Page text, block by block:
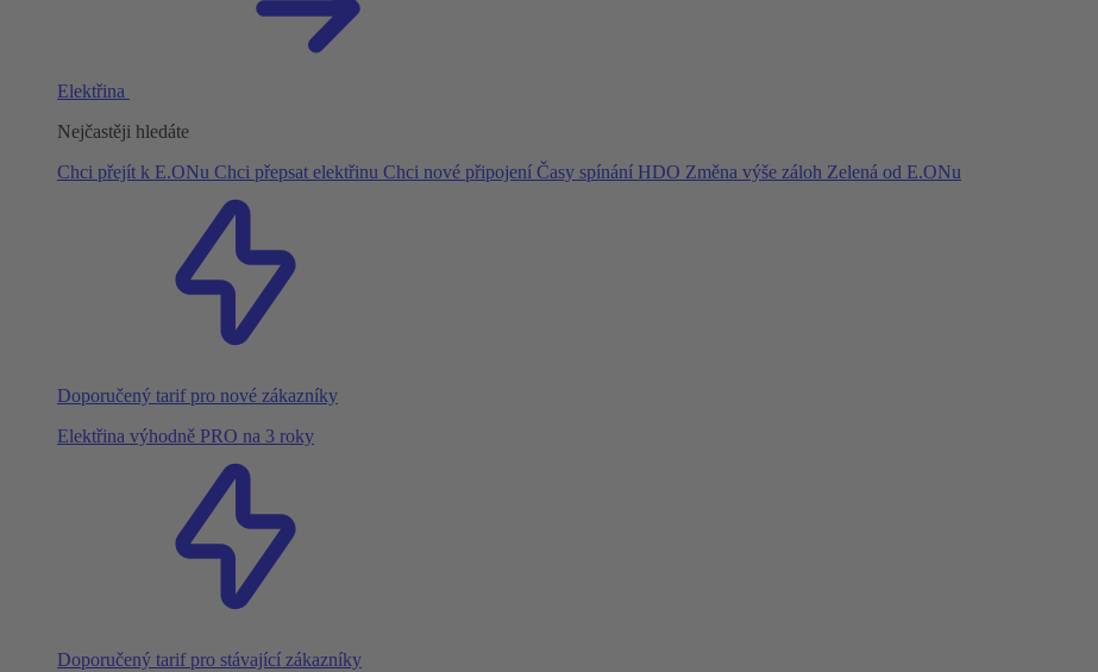
Elektřina
Nejčastěji hledáte
Chci přejít k E.ONu Chci přepsat elektřinu Chci nové připojení Časy spínání HDO Změna výše záloh Zelená od E.ONu
Doporučený tarif pro nové zákazníky
Elektřina výhodně PRO na 3 roky
Doporučený tarif pro stávající zákazníky